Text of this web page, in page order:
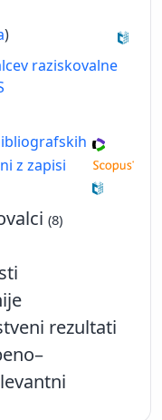
)
raziskovalne
z zapisi
(8)
rezultati